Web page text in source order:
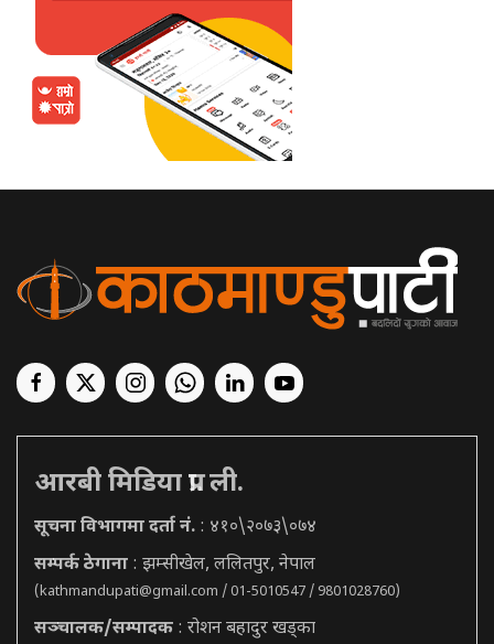
आरबी मिडिया प्रा. ली.
सूचना विभागमा दर्ता नं. : ४१०\२०७३\०७४
सम्पर्क ठेगाना : झम्सीखेल, ललितपुर, नेपाल
(kathmandupati@gmail.com / 01-5010547 / 9801028760)
सञ्चालक/सम्पादक : रोशन बहादुर खड्का